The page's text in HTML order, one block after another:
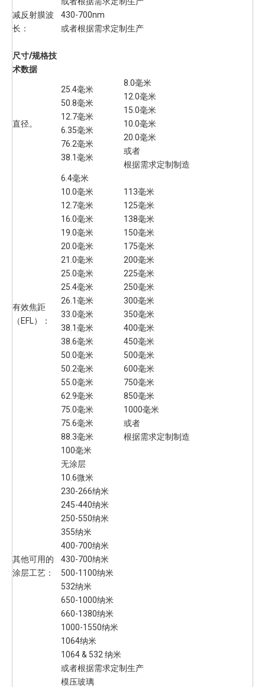
减反射膜波
长：
430-700nm
或者根据需求定制生产
尺寸/规格技
术数据
直径。
25.4毫米
50.8毫米
12.7毫米
6.35毫米
76.2毫米
38.1毫米
8.0毫米
12.0毫米
15.0毫米
10.0毫米
20.0毫米
或者
根据需求定制制造
有效焦距
（EFL）：
6.4毫米
10.0毫米
12.7毫米
16.0毫米
19.0毫米
20.0毫米
21.0毫米
25.0毫米
25.4毫米
26.1毫米
33.0毫米
38.1毫米
38.6毫米
50.0毫米
50.2毫米
55.0毫米
62.9毫米
75.0毫米
75.6毫米
88.3毫米
100毫米
113毫米
125毫米
138毫米
150毫米
175毫米
200毫米
225毫米
250毫米
300毫米
350毫米
400毫米
450毫米
500毫米
600毫米
750毫米
850毫米
1000毫米
或者
根据需求定制制造
其他可用的
涂层工艺：
无涂层
10.6微米
230-266纳米
245-440纳米
250-550纳米
355纳米
400-700纳米
430-700纳米
500-1100纳米
532纳米
650-1000纳米
660-1380纳米
1000-1550纳米
1064纳米
1064 & 532 纳米
或者根据需求定制生产
模压玻璃